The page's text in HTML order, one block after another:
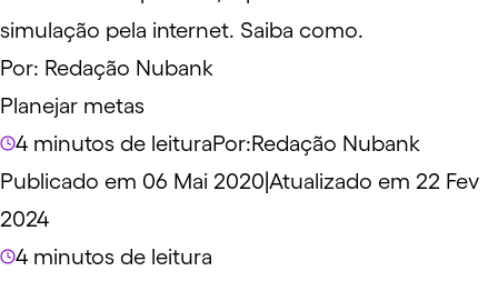
simulação pela internet. Saiba como.
Por: Redação Nubank
Planejar metas
4 minutos de leituraPor:Redação Nubank
Publicado em 06 Mai 2020 Atualizado em 22 Fev
2024
4 minutos de leitura